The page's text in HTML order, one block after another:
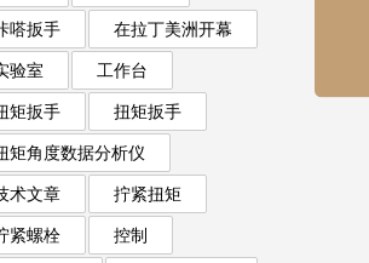
嗒扳手
在拉丁美洲开幕
验室
工作台
矩扳手
扭矩扳手
矩角度数据分析仪
术文章
拧紧扭矩
紧螺栓
控制